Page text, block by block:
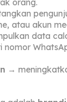
orang.
atau akun
data
nomor
→